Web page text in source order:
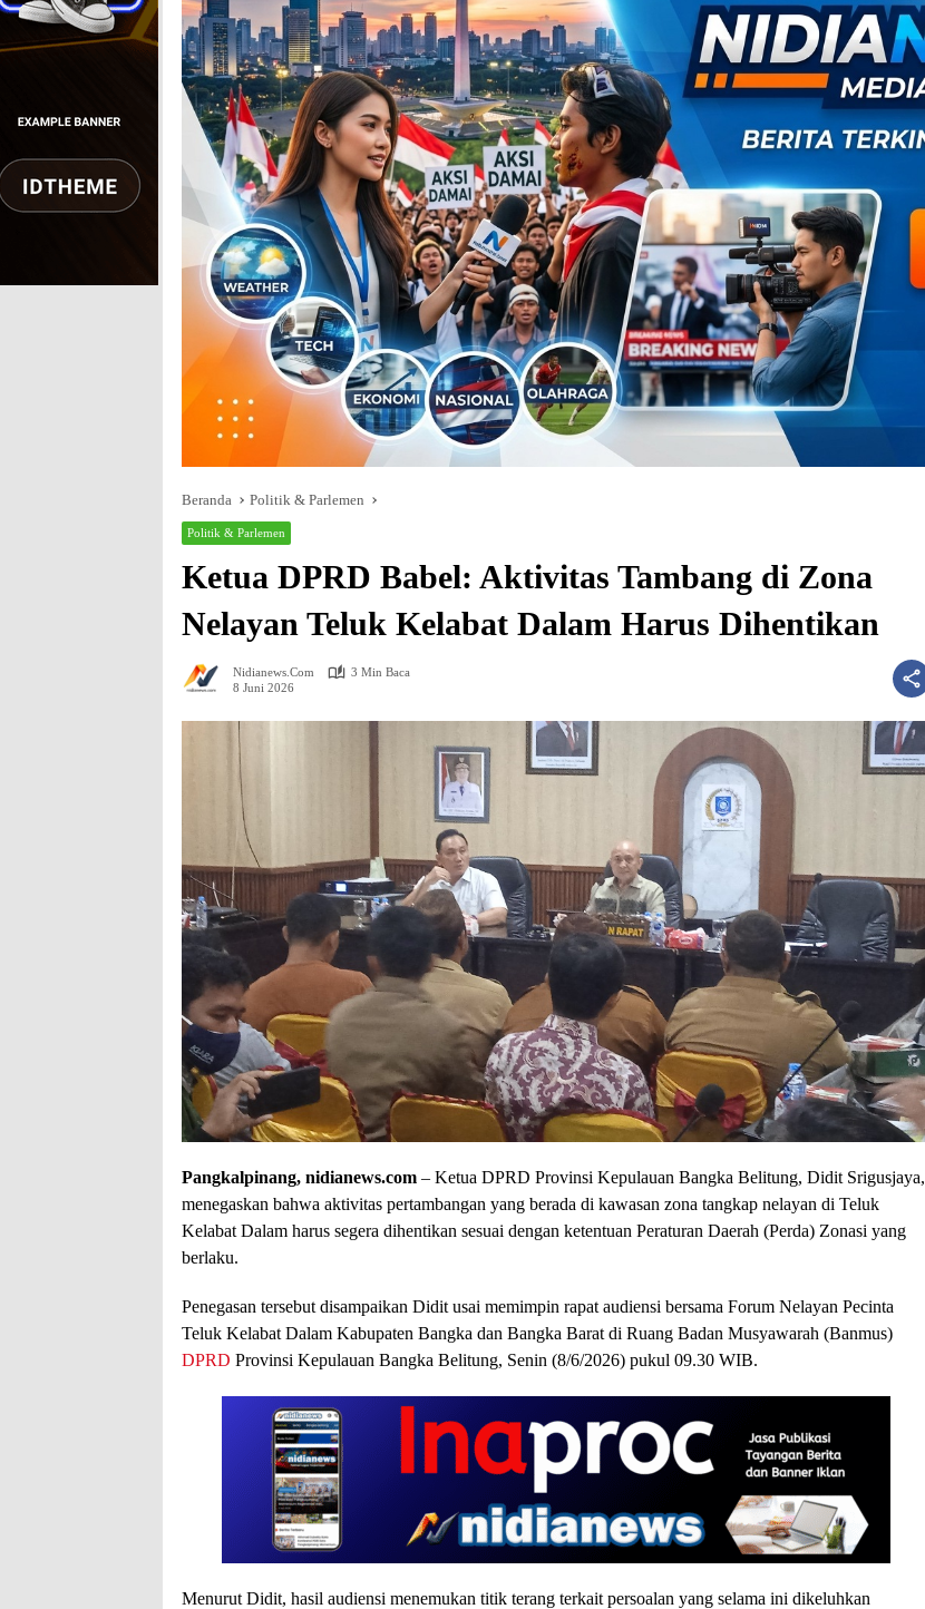
Beranda Politik & Parlemen
Politik & Parlemen
Ketua DPRD Babel: Aktivitas Tambang di Zona
Nelayan Teluk Kelabat Dalam Harus Dihentikan
Nidianews.com
3 Min Baca
8 Juni 2026
Pangkalpinang, nidianews.com – Ketua DPRD Provinsi Kepulauan Bangka Belitung, Didit Srigusjaya,
menegaskan bahwa aktivitas pertambangan yang berada di kawasan zona tangkap nelayan di Teluk
Kelabat Dalam harus segera dihentikan sesuai dengan ketentuan Peraturan Daerah (Perda) Zonasi yang
berlaku.
Penegasan tersebut disampaikan Didit usai memimpin rapat audiensi bersama Forum Nelayan Pecinta
Teluk Kelabat Dalam Kabupaten Bangka dan Bangka Barat di Ruang Badan Musyawarah (Banmus)
DPRD Provinsi Kepulauan Bangka Belitung, Senin (8/6/2026) pukul 09.30 WIB.
Menurut Didit, hasil audiensi menemukan titik terang terkait persoalan yang selama ini dikeluhkan